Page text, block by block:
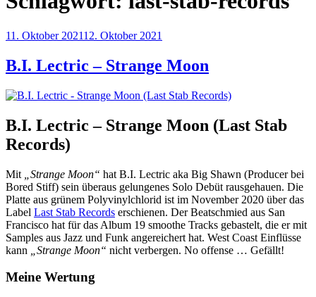
Veröffentlicht
11. Oktober 202112. Oktober 2021
B.I. Lectric – Strange Moon
B.I. Lectric – Strange Moon (Last Stab
Records)
Mit „Strange Moon“ hat B.I. Lectric aka Big Shawn (Producer bei
Bored Stiff) sein überaus gelungenes Solo Debüt rausgehauen. Die
Platte aus grünem Polyvinylchlorid ist im November 2020 über das
Label Last Stab Records erschienen. Der Beatschmied aus San
Francisco hat für das Album 19 smoothe Tracks gebastelt, die er mit
Samples aus Jazz und Funk angereichert hat. West Coast Einflüsse
kann
„Strange Moon“ nicht verbergen. No offense … Gefällt!
Meine Wertung